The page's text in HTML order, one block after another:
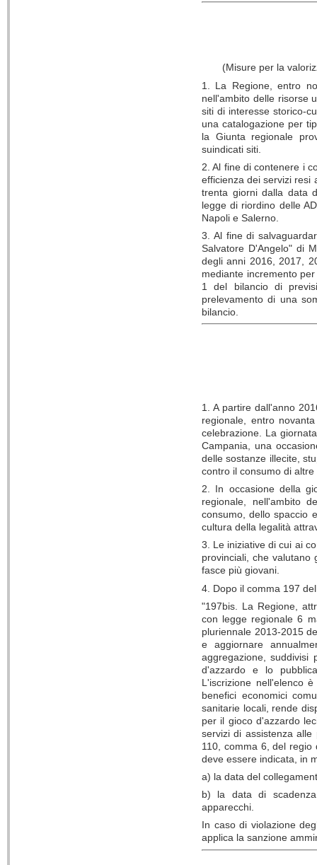
(Misure per la
1. La Regione, entro
nell'ambito delle risorse
siti di interesse storico-
una catalogazione per
la Giunta regionale
suindicati siti.
2. Al fine di contenere i
efficienza dei servizi resi
trenta giorni dalla data
legge di riordino delle
Napoli e Salerno.
3. Al fine di
Salvatore D'Angelo" di
degli anni 2016, 2017,
mediante incremento
1 del bilancio di
prelevamento di una
bilancio.
1. A partire dall'anno
regionale, entro
celebrazione. La
Campania, una
delle sostanze illecite,
contro il consumo di
2. In occasione della
regionale, nell'ambito
consumo, dello spaccio
cultura della legalità
3. Le iniziative di cui ai
provinciali, che valutano
fasce più giovani.
4. Dopo il comma 197
"197bis. La Regione,
con legge regionale 6
pluriennale 2013-2015
e aggiornare
aggregazione,
d'azzardo e lo
L'iscrizione nell'elenco
benefici economici
sanitarie locali, rende
per il gioco d'azzardo
servizi di assistenza
110, comma 6, del regio
deve essere indicata, in
a) la data del
b) la data di
apparecchi.
In caso di violazione
applica la sanzione